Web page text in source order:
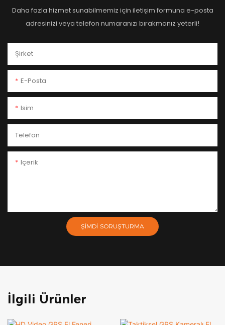
Daha fazla hizmet sunabilmemiz için iletişim formuna e-posta
adresinizi veya telefon numaranızı bırakmanız yeterli!
Şirket
E-Posta
Isim
Telefon
Içerik
ŞIMDI SORUŞTURMA
İlgili Ürünler